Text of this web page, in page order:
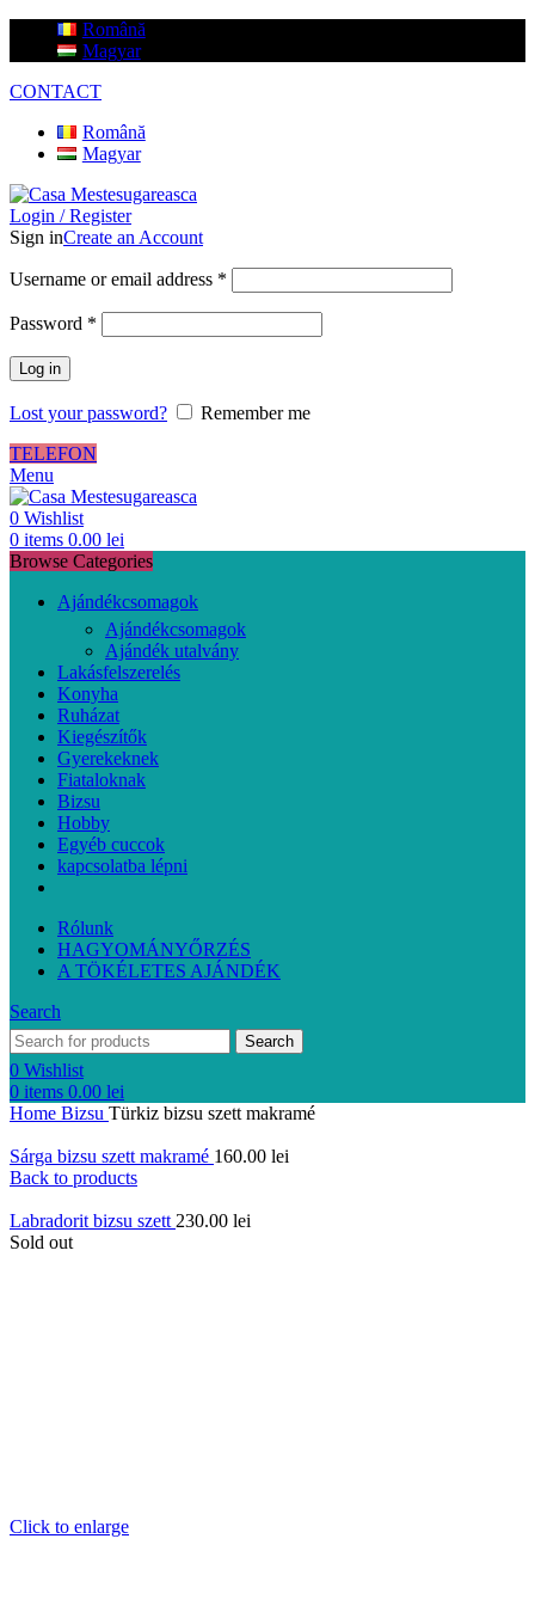
Română
Magyar
CONTACT
Română
Magyar
Login / Register
Sign inCreate an Account
Username or email address *
Password *
Log in
Lost your password?
Remember me
TELEFON
Menu
0 Wishlist
0 items 0.00 lei
Browse Categories
Ajándékcsomagok
Ajándékcsomagok
Ajándék utalvány
Lakásfelszerelés
Konyha
Ruházat
Kiegészítők
Gyerekeknek
Fiataloknak
Bizsu
Hobby
Egyéb cuccok
kapcsolatba lépni
Rólunk
HAGYOMÁNYŐRZÉS
A TÖKÉLETES AJÁNDÉK
Search
Search
0 Wishlist
0 items 0.00 lei
Home Bizsu Türkiz bizsu szett makramé
Sárga bizsu szett makramé 160.00 lei
Back to products
Labradorit bizsu szett 230.00 lei
Sold out
Click to enlarge